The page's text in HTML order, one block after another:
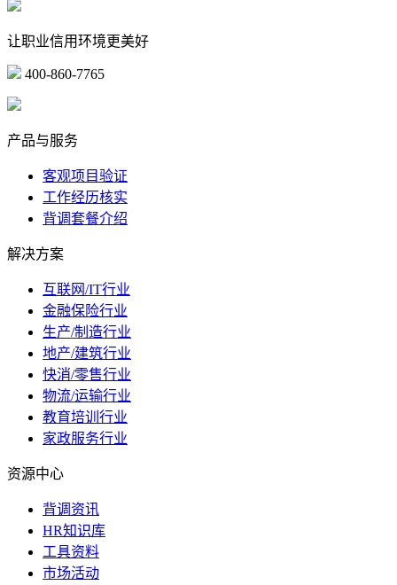
让职业信用环境更美好
400-860-7765
产品与服务
客观项目验证
工作经历核实
背调套餐介绍
解决方案
互联网/IT行业
金融保险行业
生产/制造行业
地产/建筑行业
快消/零售行业
物流/运输行业
教育培训行业
家政服务行业
资源中心
背调资讯
HR知识库
工具资料
市场活动